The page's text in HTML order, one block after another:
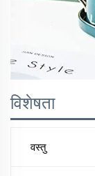
विशेषता
वस्तु